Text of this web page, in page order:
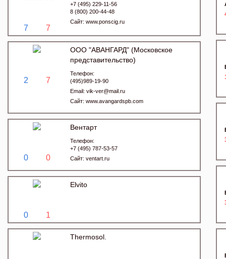
7 7
+7 (495) 229-11-56
8 (800) 200-44-48
Сайт: www.ponscig.ru
2 7
ООО "АВАНГАРД" (Московское
представительство)
Телефон:
(495)989-19-90
Email: vik-ver@mail.ru
Сайт: www.avangardspb.com
0 0
Вентарт
Телефон:
+7 (495) 787-53-57
Сайт: ventart.ru
0 1
Elvito
Thermosol.